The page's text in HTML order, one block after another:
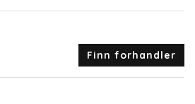
Finn forhandler